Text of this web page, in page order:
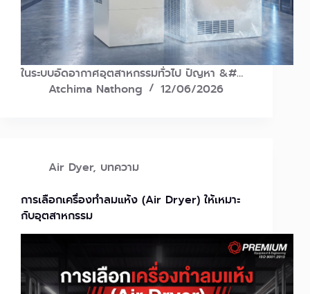
ในระบบอัดอากาศอุตสาหกรรมทั่วไป ปัญหา &#…
Atchima Nathong
12/06/2026
Air Dyer, บทความ
การเลือกเครื่องทำลมแห้ง (Air Dryer) ให้เหมาะ
กับอุตสาหกรรม